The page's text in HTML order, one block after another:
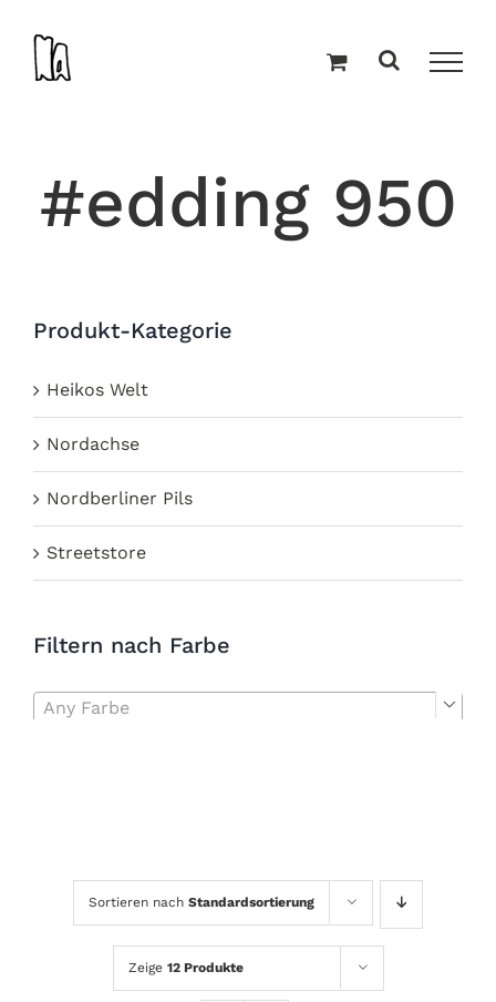
Inhalt
springen
#edding 950
Sortieren nach Standardsortierung
Zeige 12 Produkte
Produkt-Kategorie
Heikos Welt
Nordachse
Nordberliner Pils
Streetstore
Filtern nach Farbe
Any Farbe 